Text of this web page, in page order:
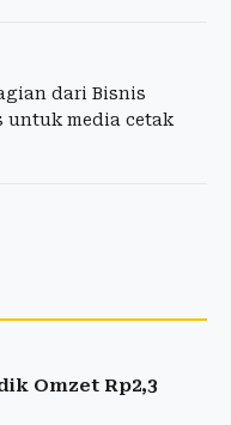
dari Bisnis
untuk media cetak
Omzet Rp2,3